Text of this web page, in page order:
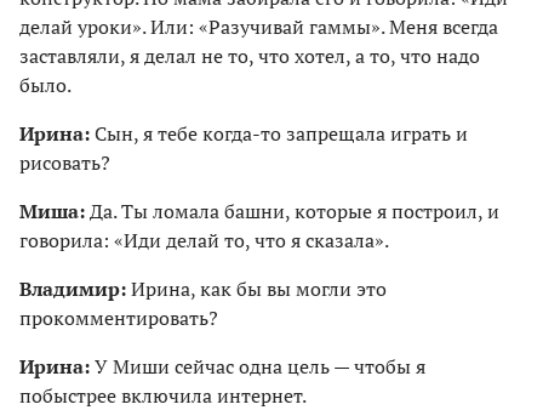
делай уроки». Или: «Разучивай гаммы». Меня всегда
заставляли, я делал не то, что хотел, а то, что надо
было.
Ирина:Сын, я тебе когда-то запрещала играть и
рисовать?
Миша:Да. Ты ломала башни, которые я построил, и
говорила: «Иди делай то, что я сказала».
Владимир:Ирина, как бы вы могли это
прокомментировать?
Ирина:У Миши сейчас одна цель — чтобы я
побыстрее включила интернет.